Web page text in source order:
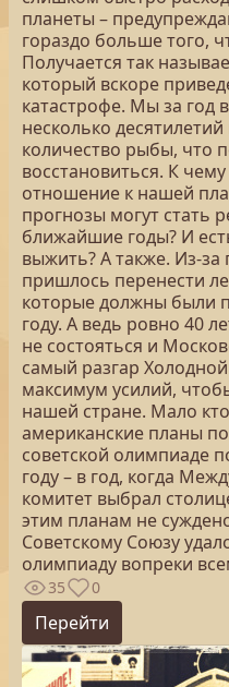
планеты –
гораздо больше того,
Получается так
который вскоре
катастрофе. Мы за год
несколько
количество рыбы, что
восстановиться. К
отношение к нашей
прогнозы могут стать
ближайшие годы? И
выжить? А также. Из-
пришлось перенести
которые должны были
году. А ведь ровно 40
не состояться и
самый разгар
максимум усилий,
нашей стране. Мало
американские планы
советской олимпиаде
году – в год, когда
комитет выбрал
этим планам не
Советскому Союзу
олимпиаду вопреки
35 0
Перейти